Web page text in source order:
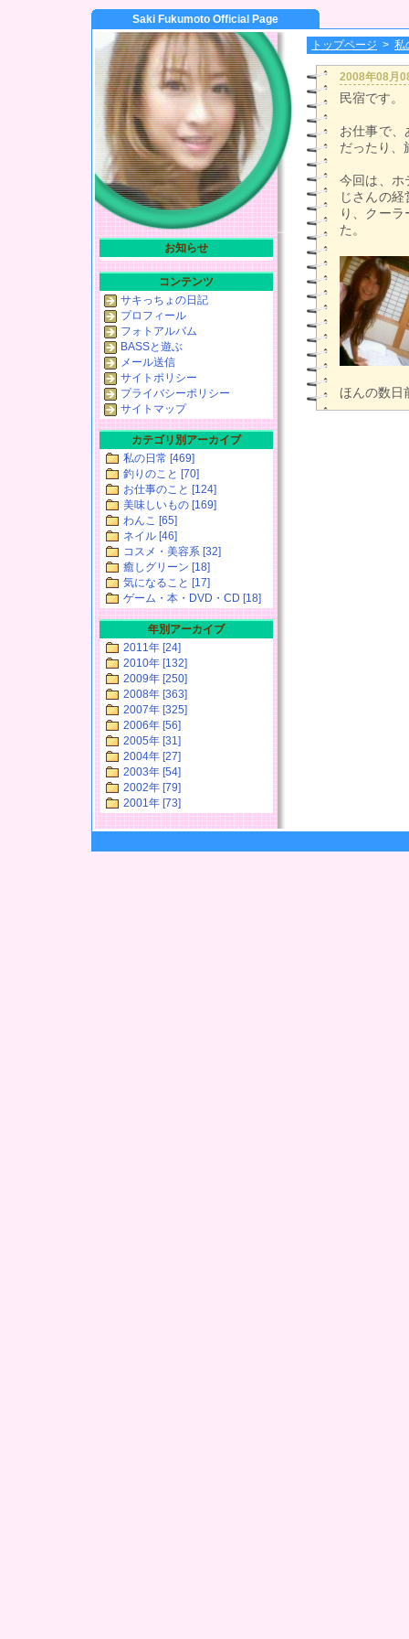
Saki Fukumoto Official Page
トップページ > 私
2008年08月
民宿です。
お仕事で、
だったり、
今回は、ホ
じさんの
り、クー
た。
ほんの数日
お知らせ
コンテンツ
サキっちょの日記
プロフィール
フォトアルバム
BASSと遊ぶ
メール送信
サイトポリシー
プライバシーポリシー
サイトマップ
カテゴリ別アーカイブ
私の日常 [469]
釣りのこと [70]
お仕事のこと [124]
美味しいもの [169]
わんこ [65]
ネイル [46]
コスメ・美容系 [32]
癒しグリーン [18]
気になること [17]
ゲーム・本・DVD・CD [18]
年別アーカイブ
2011年 [24]
2010年 [132]
2009年 [250]
2008年 [363]
2007年 [325]
2006年 [56]
2005年 [31]
2004年 [27]
2003年 [54]
2002年 [79]
2001年 [73]